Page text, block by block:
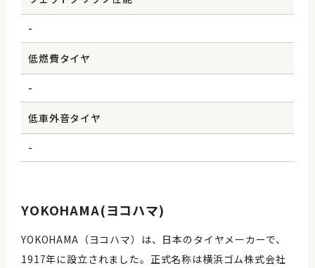
-
低燃費タイヤ
-
低車外音タイヤ
-
YOKOHAMA(ヨコハマ)
YOKOHAMA（ヨコハマ）は、日本のタイヤメーカーで、
1917年に設立されました。正式名称は横浜ゴム株式会社